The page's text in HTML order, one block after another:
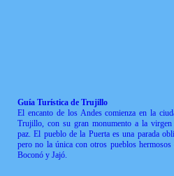
Guía Turística de Trujillo
El encanto de los Andes comienza en la
Trujillo, con su gran monumento a la
paz. El pueblo de la Puerta es una parada
pero no la única con otros pueblos hermosos
Boconó y Jajó.